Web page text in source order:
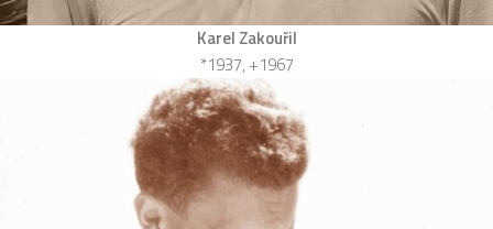
Karel Zakouřil
*1937, +1967